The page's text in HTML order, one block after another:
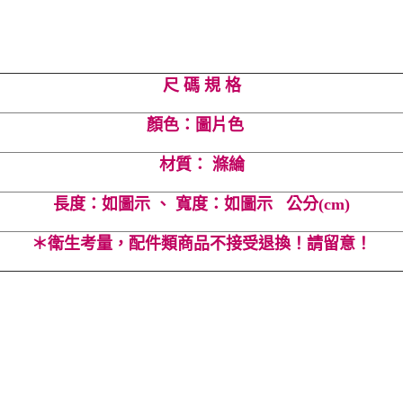
尺 碼 規 格
顏色：圖片色
材質： 滌綸
長度：如圖示 、 寬度：如圖示 公分(cm)
＊衛生考量，配件類商品不接受退換！請留意！